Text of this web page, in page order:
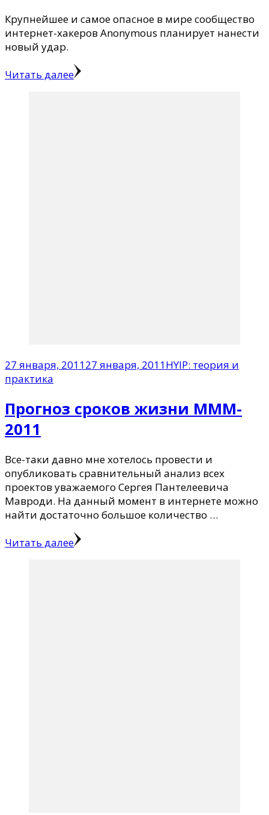
Крупнейшее и самое опасное в мире сообщество
интернет-хакеров Anonymous планирует нанести
новый удар.
Читать далее
27 января, 201127 января, 2011HYIP: теория и
практика
Прогноз сроков жизни MMM-
2011
Все-таки давно мне хотелось провести и
опубликовать сравнительный анализ всех
проектов уважаемого Сергея Пантелеевича
Мавроди. На данный момент в интернете можно
найти достаточно большое количество …
Читать далее